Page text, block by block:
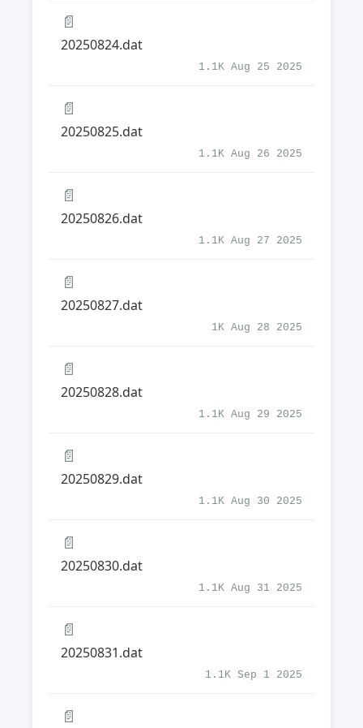
📄
20250824.dat
1.1K Aug 25 2025
📄
20250825.dat
1.1K Aug 26 2025
📄
20250826.dat
1.1K Aug 27 2025
📄
20250827.dat
1K Aug 28 2025
📄
20250828.dat
1.1K Aug 29 2025
📄
20250829.dat
1.1K Aug 30 2025
📄
20250830.dat
1.1K Aug 31 2025
📄
20250831.dat
1.1K Sep 1 2025
📄